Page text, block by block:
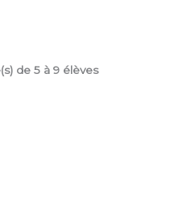
de 5 à 9 élèves